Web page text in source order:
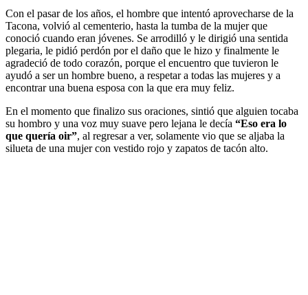
Con el pasar de los años, el hombre que intentó aprovecharse de la
Tacona, volvió al cementerio, hasta la tumba de la mujer que
conoció cuando eran jóvenes. Se arrodilló y le dirigió una sentida
plegaria, le pidió perdón por el daño que le hizo y finalmente le
agradeció de todo corazón, porque el encuentro que tuvieron le
ayudó a ser un hombre bueno, a respetar a todas las mujeres y a
encontrar una buena esposa con la que era muy feliz.
En el momento que finalizo sus oraciones, sintió que alguien tocaba
su hombro y una voz muy suave pero lejana le decía “Eso era lo
que quería oir”, al regresar a ver, solamente vio que se aljaba la
silueta de una mujer con vestido rojo y zapatos de tacón alto.